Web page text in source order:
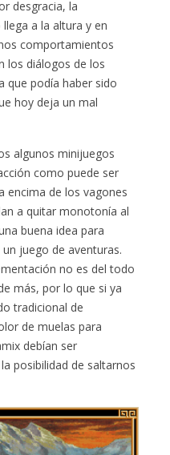
desgracia, la
a la altura y en
comportamientos
los diálogos de los
que podía haber sido
hoy deja un mal
algunos minijuegos
como puede ser
encima de los vagones
a quitar monotonía al
buena idea para
juego de aventuras.
no es del todo
más, por lo que si ya
tradicional de
de muelas para
debían ser
posibilidad de saltarnos